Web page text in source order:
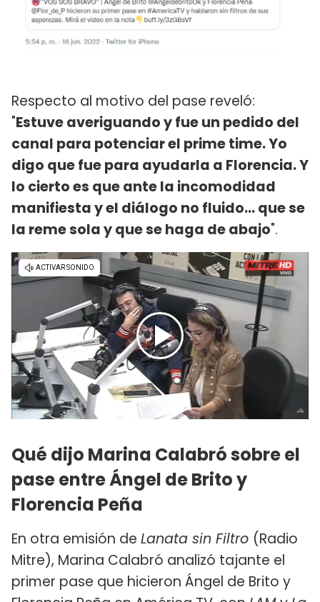
Respecto al motivo del pase reveló:
"Estuve averiguando y fue un pedido del
canal para potenciar el prime time. Yo
digo que fue para ayudarla a Florencia. Y
lo cierto es que ante la incomodidad
manifiesta y el diálogo no fluido... que se
la reme sola y que se haga de abajo".
Qué dijo Marina Calabró sobre el
pase entre Ángel de Brito y
Florencia Peña
En otra emisión de Lanata sin Filtro (Radio
Mitre), Marina Calabró analizó tajante el
primer pase que hicieron Ángel de Brito y